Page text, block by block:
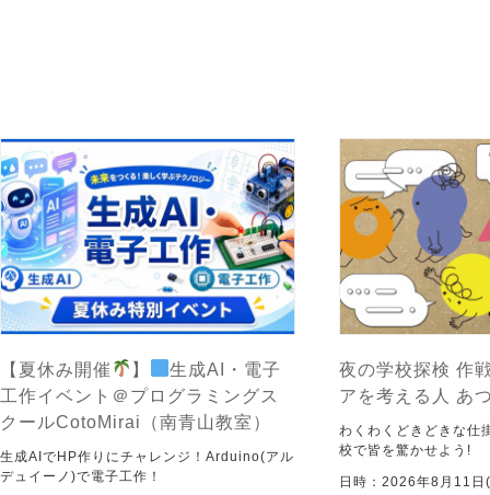
【夏休み開催 】
生成AI・電子
工作イベント＠プログラミングス
クールCotoMirai（南青山教室）
生成AIでHP作りにチャレンジ！Arduino(アル
デュイーノ)で電子工作！
夜の学校探検 作
アを考える人 あ
わくわくどきどきな仕
校で皆を驚かせよう!
日時：2026年8月11日